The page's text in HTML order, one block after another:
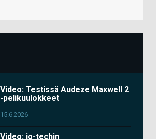
Video: Testissä Audeze Maxwell 2
-pelikuulokkeet
15.6.2026
Video: io-techin